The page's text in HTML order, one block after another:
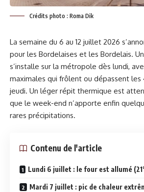
Crédits photo : Roma Dik
La semaine du 6 au 12 juillet 2026
pour les Bordelaises et les Bordelais.
s’installe sur la métropole dès lundi,
maximales qui frôlent ou dépassent les
jeudi. Un léger répit thermique est
que le week-end n’apporte enfin
rares précipitations.
Contenu de l'article
Lundi 6 juillet : le four est allumé
Mardi 7 juillet : pic de chaleur